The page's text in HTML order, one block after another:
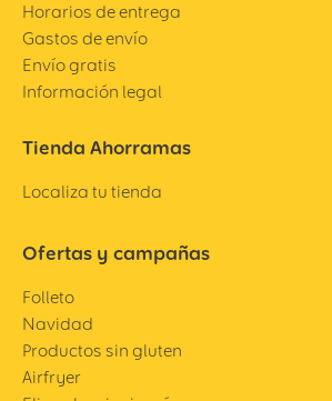
Horarios de entrega
Gastos de envío
Envío gratis
Información legal
Tienda Ahorramas
Localiza tu tienda
Ofertas y campañas
Folleto
Navidad
Productos sin gluten
Airfryer